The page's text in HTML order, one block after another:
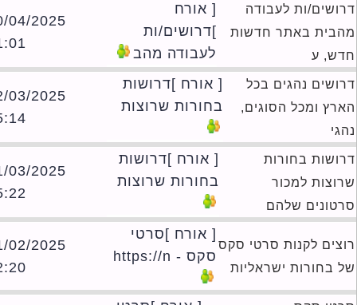
ות לעבודה
באתר חדשות
ע
[ אורח
]דרושים/ות
לעבודה מהב
10/04/2025
21:01
נהגים בכל
ומכל הסוגים,
[ אורח ]דרושות
בחורות שרוצות
12/03/2025
05:14
בחורות
למכור
שלהם
[ אורח ]דרושות
בחורות שרוצות
01/03/2025
15:22
לקנות סרטי סקס
בחורות ישראליות
[ אורח ]סרטי
סקס - https://n
21/02/2025
02:20